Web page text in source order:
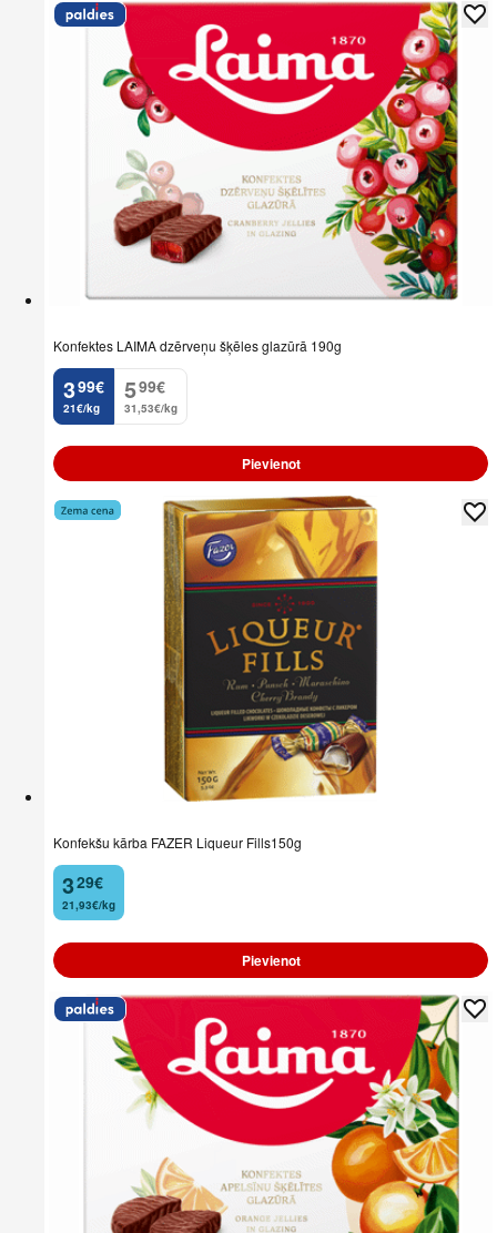
Konfektes LAIMA dzērveņu šķēles glazūrā 190g
3
. 99€
21€/kg
5
. 99€
31,53€/kg
Pievienot
Konfekšu kārba FAZER Liqueur Fills150g
3
. 29€
21,93€/kg
Pievienot